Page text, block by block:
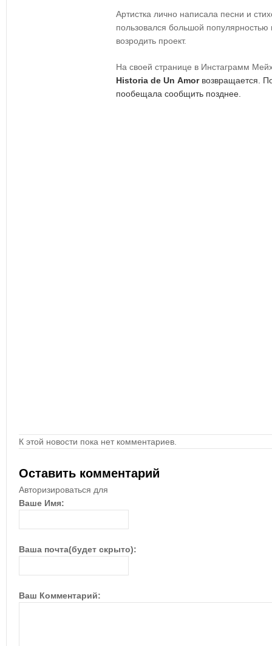
Артистка лично написала песни и
пользовался большой
возродить проект.
На своей странице в Инстаграмм
Historia de Un Amor возвращается.
пообещала сообщить позднее.
К этой новости пока нет комментариев.
Оставить комментарий
Авторизироваться для
Ваше Имя:
Ваша почта(будет скрыто):
Ваш Комментарий: